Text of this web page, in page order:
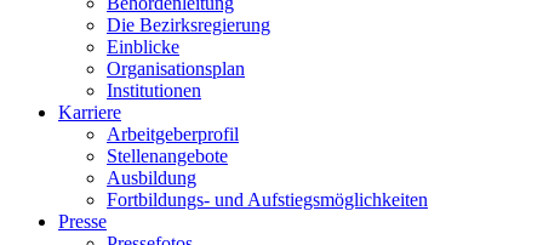
Die Bezirksregierung
Einblicke
Organisationsplan
Institutionen
Karriere
Arbeitgeberprofil
Stellenangebote
Ausbildung
Fortbildungs- und Aufstiegsmöglichkeiten
Presse